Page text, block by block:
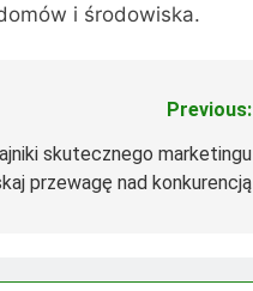
i środowiska.
Previous:
skutecznego marketingu
przewagę nad konkurencją